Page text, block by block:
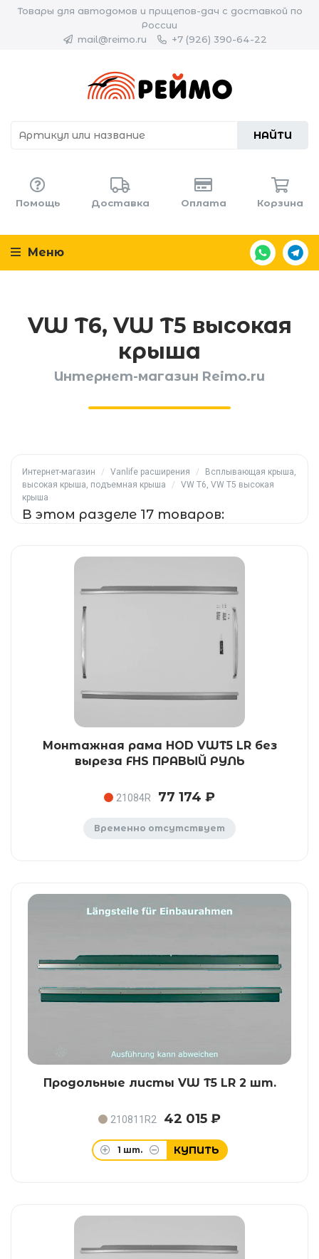
Товары для автодомов и прицепов-дач с доставкой по
России
mail@reimo.ru
+7 (926) 390-64-22
НАЙТИ
Помощь Доставка Оплата Корзина
Меню
VW T6, VW T5 высокая
крыша
Интернет-магазин Reimo.ru
Интернет-магазин / Vanlife расширения /
Всплывающая крыша,
высокая крыша, подъемная крыша
/
VW T6, VW T5 высокая
крыша
В этом разделе 17 товаров:
Монтажная рама HOD VWT5 LR без
выреза FHS ПРАВЫЙ РУЛЬ
21084R 77 174 ₽
Временно отсутствует
Продольные листы VW T5 LR 2 шт.
210811R2 42 015 ₽
1 шт. КУПИТЬ